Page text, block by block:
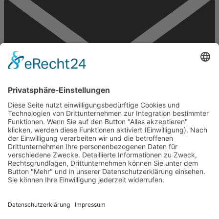
Email
Kontakt
Impressum
Datenschutzhinweise
Impressum